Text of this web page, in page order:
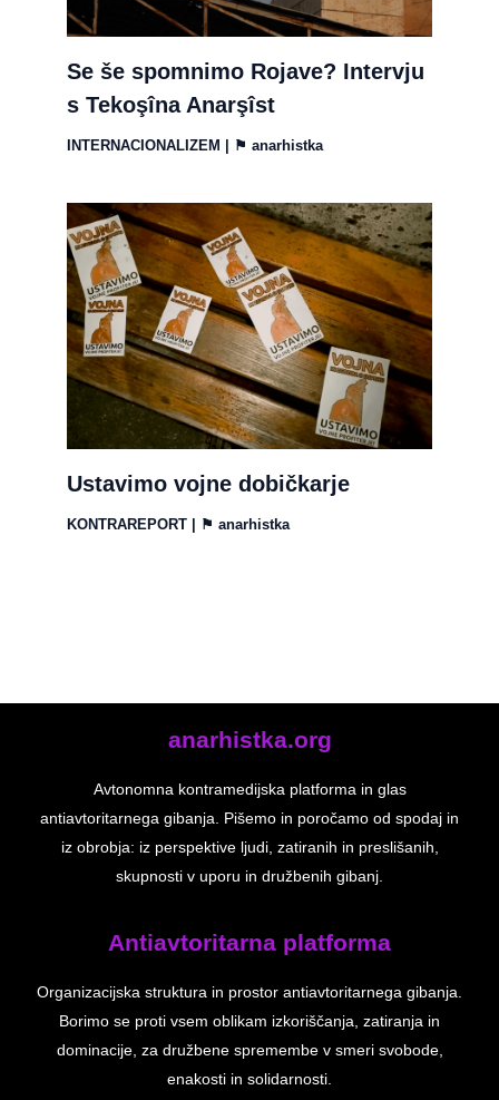
Se še spomnimo Rojave? Intervju
s Tekoşîna Anarşîst
INTERNACIONALIZEM | ⚑ anarhistka
Ustavimo vojne dobičkarje
KONTRAREPORT | ⚑ anarhistka
anarhistka.org
Avtonomna kontramedijska platforma in glas
antiavtoritarnega gibanja. Pišemo in poročamo od spodaj in
iz obrobja: iz perspektive ljudi, zatiranih in preslišanih,
skupnosti v uporu in družbenih gibanj.
Antiavtoritarna platforma
Organizacijska struktura in prostor antiavtoritarnega gibanja.
Borimo se proti vsem oblikam izkoriščanja, zatiranja in
dominacije, za družbene spremembe v smeri svobode,
enakosti in solidarnosti.